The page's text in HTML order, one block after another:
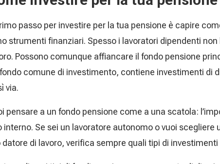
passo per investire per la tua pensione è capire
strumenti finanziari. Spesso i lavoratori dipendenti
Possono comunque affiancare il fondo pensione
comune di investimento, contiene investimenti di
via.
pensare a un fondo pensione come a una scatola:
interno. Se sei un lavoratore autonomo o vuoi
datore di lavoro, verifica sempre quali tipi di